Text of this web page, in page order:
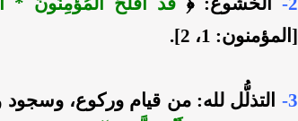
[المؤمنون: 1، 2].
3- التذلُّل لله: من قيام وركوع،